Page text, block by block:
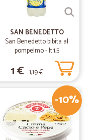
SAN BENEDETTO
San Benedetto bibita al
pompelmo - lt.1,5
1 € 1,19 €
-10%